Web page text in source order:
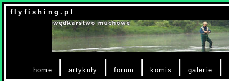
f l y f i s h i n g . p l
home |artykuły | forum |komis |galerie |